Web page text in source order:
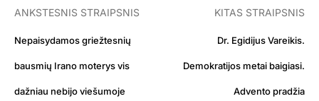
ANKSTESNIS STRAIPSNIS
Nepaisydamos griežtesnių
bausmių Irano moterys vis
dažniau nebijo viešumoje
KITAS STRAIPSNIS
Dr. Egidijus Vareikis.
Demokratijos metai baigiasi.
Advento pradžia